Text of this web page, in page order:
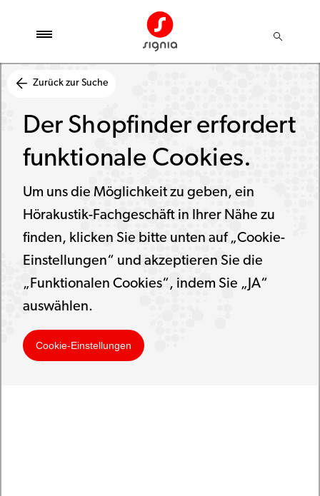
Zurück zur Suche
Der Shopfinder erfordert
funktionale Cookies.
Um uns die Möglichkeit zu geben, ein
Hörakustik-Fachgeschäft in Ihrer Nähe zu
finden, klicken Sie bitte unten auf „Cookie-
Einstellungen“ und akzeptieren Sie die
„Funktionalen Cookies“, indem Sie „JA“
auswählen.
Cookie-Einstellungen